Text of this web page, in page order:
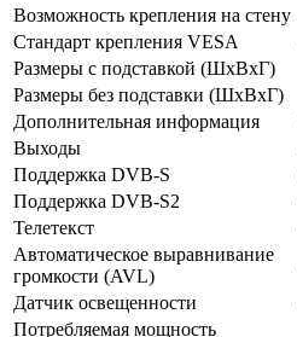
Возможность крепления на стену
Стандарт крепления VESA
Размеры с подставкой (ШxВxГ)
Размеры без подставки (ШxВxГ)
Дополнительная информация
Выходы
Поддержка DVB-S
Поддержка DVB-S2
Телетекст
Автоматическое выравнивание
громкости (AVL)
Датчик освещенности
Потребляемая мощность